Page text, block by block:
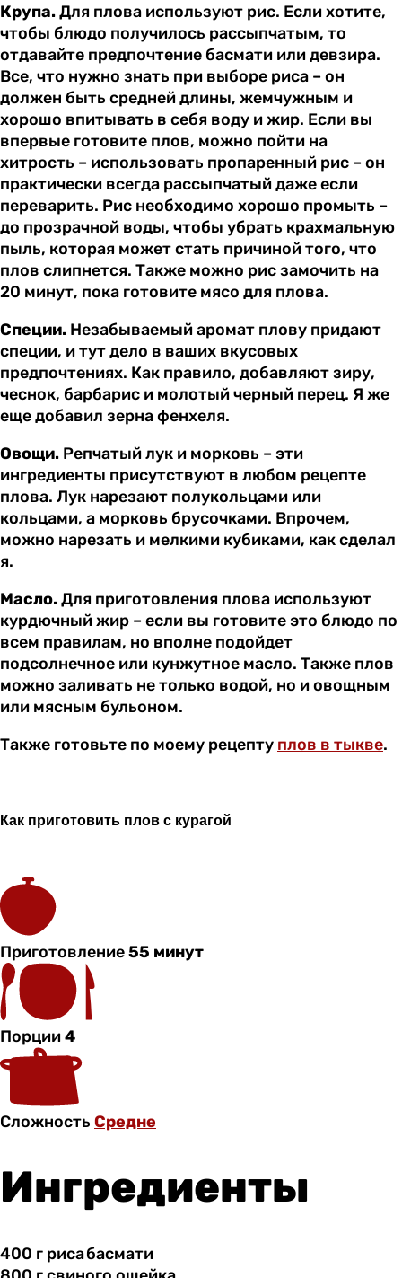
Крупа.Для плова используют рис. Если хотите,
чтобы блюдо получилось рассыпчатым, то
отдавайте предпочтение басмати или девзира.
Все, что нужно знать при выборе риса – он
должен быть средней длины, жемчужным и
хорошо впитывать в себя воду и жир. Если вы
впервые готовите плов, можно пойти на
хитрость – использовать пропаренный рис – он
практически всегда рассыпчатый даже если
переварить. Рис необходимо хорошо промыть –
до прозрачной воды, чтобы убрать крахмальную
пыль, которая может стать причиной того, что
плов слипнется. Также можно рис замочить на
20 минут, пока готовите мясо для плова.
Специи. Незабываемый аромат плову придают
специи, и тут дело в ваших вкусовых
предпочтениях. Как правило, добавляют зиру,
чеснок, барбарис и молотый черный перец. Я же
еще добавил зерна фенхеля.
Овощи. Репчатый лук и морковь – эти
ингредиенты присутствуют в любом рецепте
плова. Лук нарезают полукольцами или
кольцами, а морковь брусочками. Впрочем,
можно нарезать и мелкими кубиками, как сделал
я.
Масло.Для приготовления плова используют
курдючный жир – если вы готовите это блюдо по
всем правилам, но вполне подойдет
подсолнечное или кунжутное масло. Также плов
можно заливать не только водой, но и овощным
или мясным бульоном.
Также готовьте по моему рецепту плов в тыкве.
Как приготовить плов с курагой
Приготовление55 минут
Порции4
Сложность Средне
Ингредиенты
400 г риса басмати